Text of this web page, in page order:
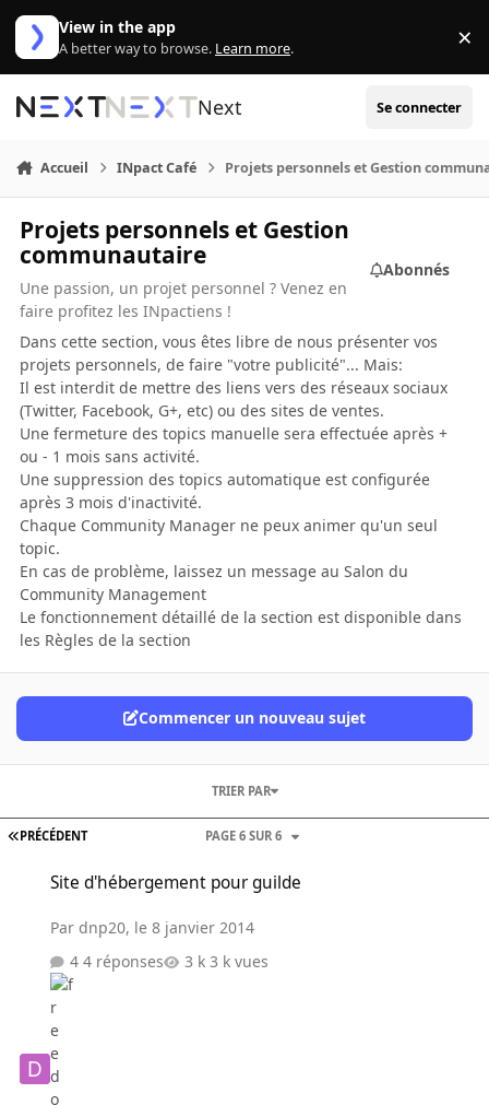
Aller au contenu
View in the app
A better way to browse. Learn more. ×
Next Se connecter
Accueil INpact Café Projets personnels et Gestion
Projets personnels et Gestion
communautaire
Une passion, un projet personnel ? Venez en
faire profitez les INpactiens !
Abonnés
Dans cette section, vous êtes libre de nous présenter vos
projets personnels, de faire "votre publicité"... Mais:
Il est interdit de mettre des liens vers des réseaux sociaux
(Twitter, Facebook, G+, etc) ou des sites de ventes.
Une fermeture des topics manuelle sera effectuée après +
ou - 1 mois sans activité.
Une suppression des topics automatique est configurée
après 3 mois d'inactivité.
Chaque Community Manager ne peux animer qu'un seul
topic.
En cas de problème, laissez un message au Salon du
Community Management
Le fonctionnement détaillé de la section est disponible dans
les Règles de la section
Commencer un nouveau sujet
PRÉCÉDENT PAGE 6 SUR 6
TRIER PAR
Site d'hébergement pour guilde
Pardnp20, le 8 janvier 2014
4 réponses
3 k vues